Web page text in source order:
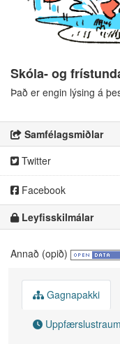
Skóla- og
Það er engin lýsing á
Samfélagsmiðlar
Twitter
Facebook
Leyfisskilmálar
Annað (opið)
Gagnapakki